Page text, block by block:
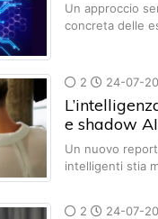
Un approccio
concreta delle
2 24-07-
e shadow AI
Un nuovo
intelligenti stia
2 24-07-